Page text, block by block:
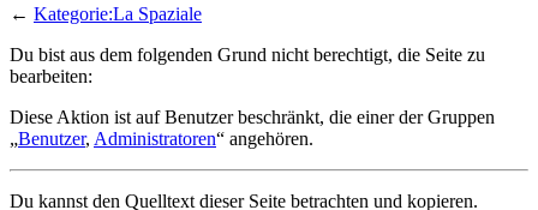
← Kategorie:La Spaziale
Du bist aus dem folgenden Grund nicht berechtigt, die Seite zu
bearbeiten:
Diese Aktion ist auf Benutzer beschränkt, die einer der Gruppen
„Benutzer, Administratoren“ angehören.
Du kannst den Quelltext dieser Seite betrachten und kopieren.